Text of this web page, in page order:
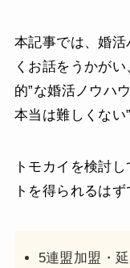
本記事では、婚
くお話をうかが
的”な婚活ノウハ
本当は難しくない
トモカイを検討
トを得られるはず
5連盟加盟・